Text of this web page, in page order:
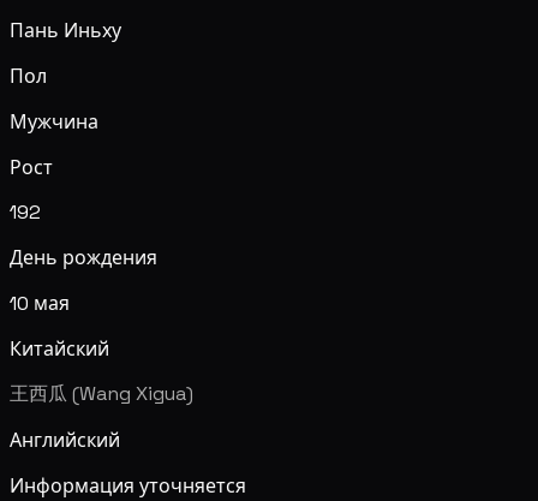
Пань Иньху
Пол
Мужчина
Рост
192
День рождения
10 мая
Китайский
王西瓜 (Wang Xigua)
Английский
Информация уточняется